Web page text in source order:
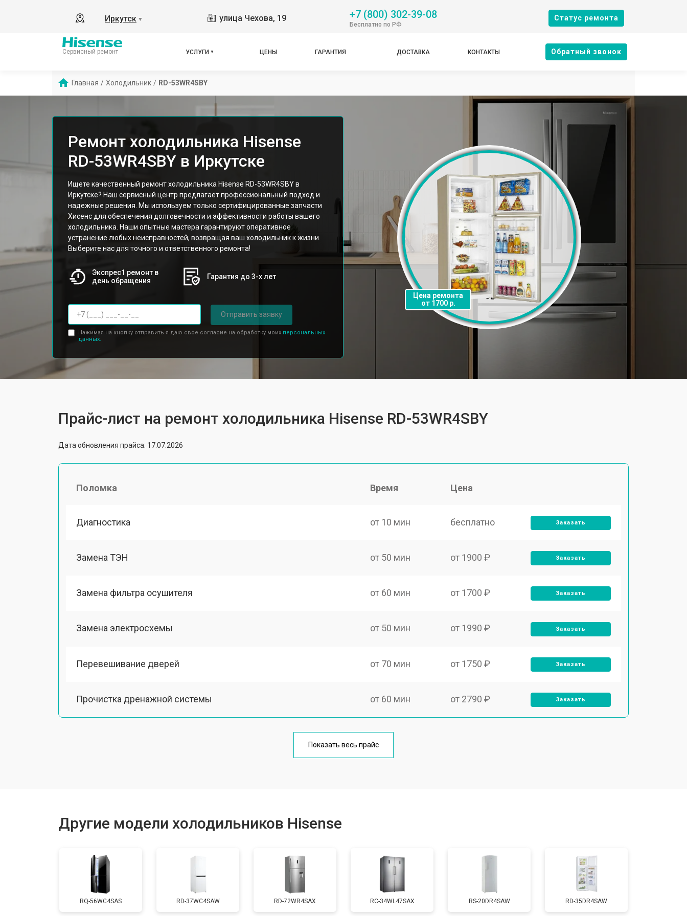
Иркутск ▼ улица Чехова, 19 +7 (800) 302-39-08
Бесплатно по РФ
Cтатус ремонта
Сервисный ремонт УСЛУГИ ЦЕНЫ ГАРАНТИЯ ДОСТАВКА КОНТАКТЫ Oбратный звонок
Главная / Холодильник / RD-53WR4SBY
Ремонт холодильника Hisense
RD-53WR4SBY в Иркутске
Ищете качественный ремонт холодильника Hisense RD-53WR4SBY в
Иркутске? Наш сервисный центр предлагает профессиональный подход и
надежные решения. Мы используем только сертифицированные запчасти
Хисенс для обеспечения долговечности и эффективности работы вашего
холодильника. Наши опытные мастера гарантируют оперативное
устранение любых неисправностей, возвращая ваш холодильник к жизни.
Выберите нас для точного и ответственного ремонта!
Экспрес1 ремонт в
день обращения
Гарантия до 3-х лет
Отправить заявку
Нажимая на кнопку отправить я даю свое согласие на обработку моих персональных
данных.
Цена ремонта
от 1700 р.
Прайс-лист на ремонт холодильника Hisense RD-53WR4SBY
Дата обновления прайса: 17.07.2026
Поломка Время Цена
Диагностика от 10 мин бесплатно Заказать
Замена ТЭН от 50 мин от 1900 ₽ Заказать
Замена фильтра осушителя от 60 мин от 1700 ₽ Заказать
Замена электросхемы от 50 мин от 1990 ₽ Заказать
Перевешивание дверей от 70 мин от 1750 ₽ Заказать
Прочистка дренажной системы от 60 мин от 2790 ₽ Заказать
от 60 мин
Замена таймера от 70 мин Заказать
Замена платы управления (мат.платы, мейн платы) от 50 мин от 1700 ₽ Заказать
Показать весь прайс
Другие модели холодильников Hisense
RQ-56WC4SAS RD-37WC4SAW RD-72WR4SAX RС-34WL47SAX RS-20DR4SAW RD-35DR4SAW